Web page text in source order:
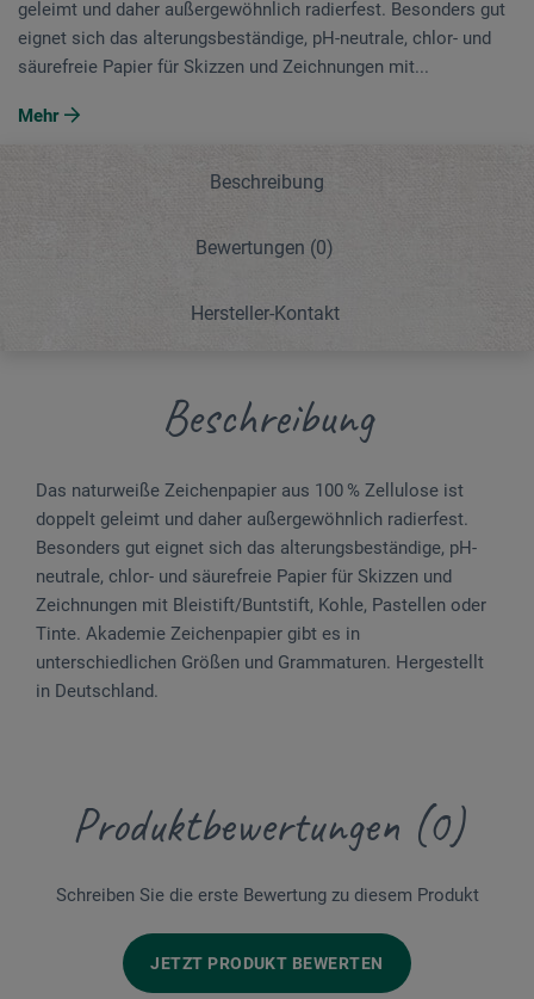
geleimt und daher außergewöhnlich radierfest. Besonders gut
eignet sich das alterungsbeständige, pH-neutrale, chlor- und
säurefreie Papier für Skizzen und Zeichnungen mit...
Mehr
Beschreibung
Bewertungen (0)
Hersteller-Kontakt
Beschreibung
Das naturweiße Zeichenpapier aus 100 % Zellulose ist
doppelt geleimt und daher außergewöhnlich radierfest.
Besonders gut eignet sich das alterungsbeständige, pH-
neutrale, chlor- und säurefreie Papier für Skizzen und
Zeichnungen mit Bleistift/Buntstift, Kohle, Pastellen oder
Tinte. Akademie Zeichenpapier gibt es in
unterschiedlichen Größen und Grammaturen. Hergestellt
in Deutschland.
Produktbewertungen (0)
Schreiben Sie die erste Bewertung zu diesem Produkt
JETZT PRODUKT BEWERTEN